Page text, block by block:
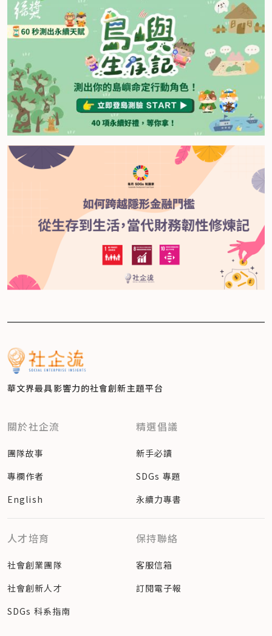
華文界最具影響力的社會創新主題平台
關於社企流
團隊故事
專欄作者
English
精選倡議
新手必讀
SDGs 專題
永續力專書
人才培育
社會創業團隊
社會創新人才
SDGs 科系指南
保持聯絡
客服信箱
訂閱電子報